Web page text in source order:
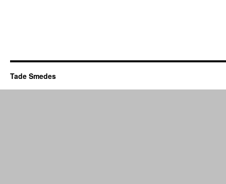
Tade Smedes